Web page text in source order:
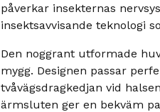
påverkar insekternas
insektsavvisande teknologi
Den noggrant utformade
mygg. Designen passar
tvåvägsdragkedjan vid
ärmsluten ger en bekväm